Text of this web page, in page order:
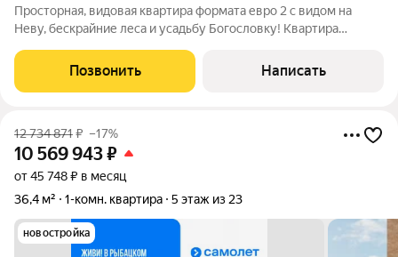
Просторная, видовая квартира формата евро 2 с видом на
Неву, бескрайние леса и усадьбу Богословку! Квартира
покупателю, остальная мебель по договоренности! О
квартире: 1-комнатная квартира с
Позвонить Написать
12 734 871₽ –17%
10 569 943₽
от 45 748 ₽ в месяц
36,4 м²
1-комн. квартира 5 этаж из 23
новостройка